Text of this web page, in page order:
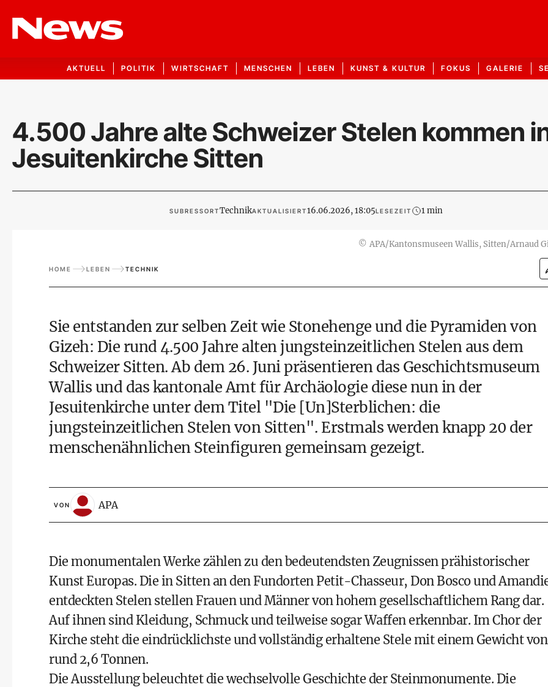
AKTUELL POLITIK WIRTSCHAFT MENSCHEN LEBEN KUNST & KULTUR FOKUS GALERIE
4.500 Jahre alte Schweizer Stelen kommen
Jesuitenkirche Sitten
SUBRESSORTTechnikAKTUALISIERT16.06.2026, 18:05LESEZEIT 1 min
© APA/Kantonsmuseen Wallis, Sitten/Arnaud
HOME LEBEN TECHNIK
Sie entstanden zur selben Zeit wie Stonehenge und die Pyramiden von
Gizeh: Die rund 4.500 Jahre alten jungsteinzeitlichen Stelen aus dem
Schweizer Sitten. Ab dem 26. Juni präsentieren das Geschichtsmuseum
Wallis und das kantonale Amt für Archäologie diese nun in der
Jesuitenkirche unter dem Titel "Die [Un]Sterblichen: die
jungsteinzeitlichen Stelen von Sitten". Erstmals werden knapp 20 der
menschenähnlichen Steinfiguren gemeinsam gezeigt.
VON APA
Die monumentalen Werke zählen zu den bedeutendsten Zeugnissen prähistorischer
Kunst Europas. Die in Sitten an den Fundorten Petit-Chasseur, Don Bosco und
entdeckten Stelen stellen Frauen und Männer von hohem gesellschaftlichem Rang dar.
Auf ihnen sind Kleidung, Schmuck und teilweise sogar Waffen erkennbar. Im Chor der
Kirche steht die eindrücklichste und vollständig erhaltene Stele mit einem Gewicht von
rund 2,6 Tonnen.
Die Ausstellung beleuchtet die wechselvolle Geschichte der Steinmonumente. Die